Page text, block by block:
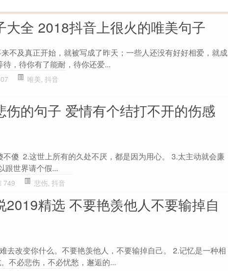
大全 2018抖音上很火的唯美句子
不及真正开始，就被写成了昨天；一些人还没有好好相爱，就成
，待你有了能耐，待你还爱...
唯美, 抖音
伤的句子 爱情有个结打不开的伤感
傻 ​ ​​​​ 2.这世上所有的久处不厌，都是因为用心。 3.太主动就会廉
跟世界请个假...
749 悲伤, 抖音
精选 不要艳羡他人不要输掉自
去改变你什么。不要艳羡他人，不要输掉自己。 2.记忆是一种相
不必悲伤，不必忧愁，邂逅的...